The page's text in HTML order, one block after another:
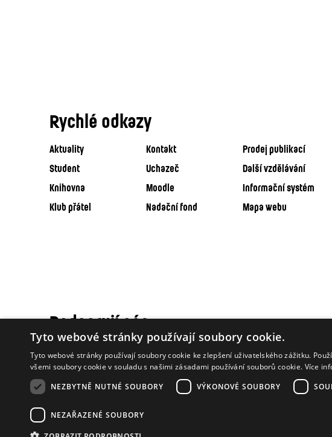
Rychlé odkazy
Aktuality Kontakt
Prodej publikací
Student
Uchazeč
Další vzdělávání
Knihovna
Moodle
Informační systém
Klub přátel
Nadační fond Mapa webu
Podporují nás
Tyto webové stránky používají soubory cookie.
Tyto webové stránky používají soubory cookie ke zlepšení uživatelského zážitku.
všemi soubory cookie v souladu s našimi zásadami používání souborů cookie. Více
NEZBYTNĚ NUTNÉ SOUBORY
VÝKONOVÉ SOUBORY
NEZAŘAZENÉ SOUBORY